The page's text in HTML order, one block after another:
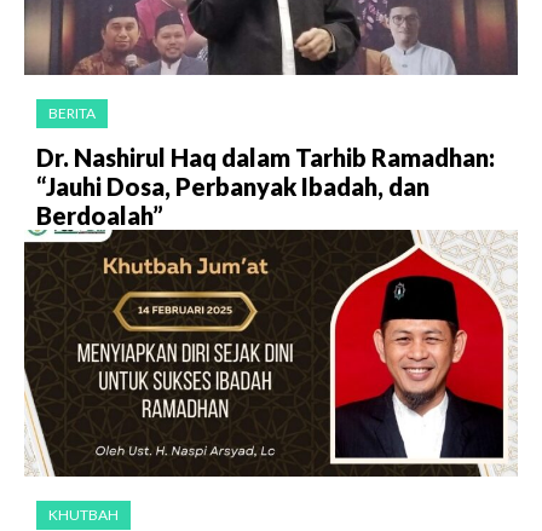
BERITA
Dr. Nashirul Haq dalam Tarhib Ramadhan:
“Jauhi Dosa, Perbanyak Ibadah, dan
Berdoalah”
KHUTBAH